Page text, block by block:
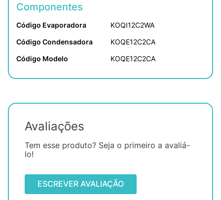
Componentes
Código Evaporadora
KOQI12C2WA
Código Condensadora
KOQE12C2CA
Código Modelo
KOQE12C2CA
Avaliações
Tem esse produto? Seja o primeiro a avaliá-
lo!
ESCREVER AVALIAÇÃO